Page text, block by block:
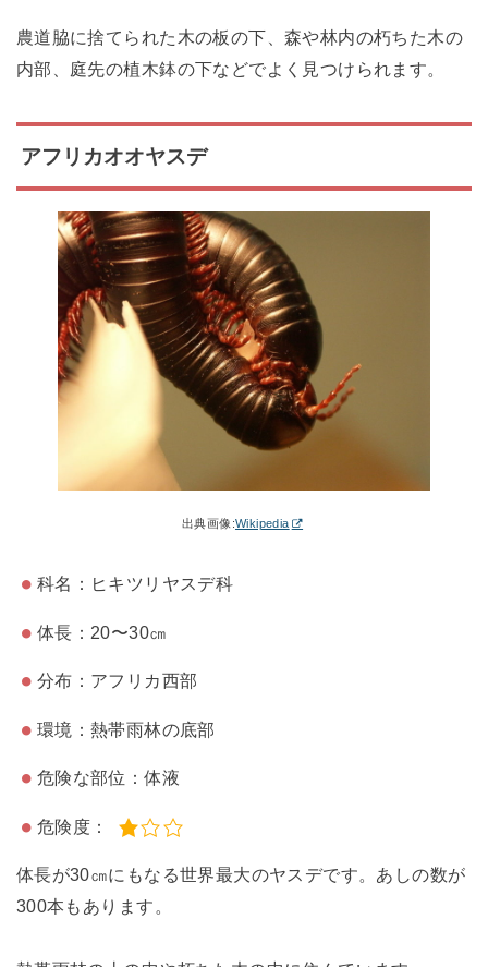
農道脇に捨てられた木の板の下、森や林内の朽ちた木の
内部、庭先の植木鉢の下などでよく見つけられます。
アフリカオオヤスデ
出典画像:Wikipedia
科名：ヒキツリヤスデ科
体長：20〜30㎝
分布：アフリカ西部
環境：熱帯雨林の底部
危険な部位：体液
危険度：
体長が30㎝にもなる世界最大のヤスデです。あしの数が
300本もあります。